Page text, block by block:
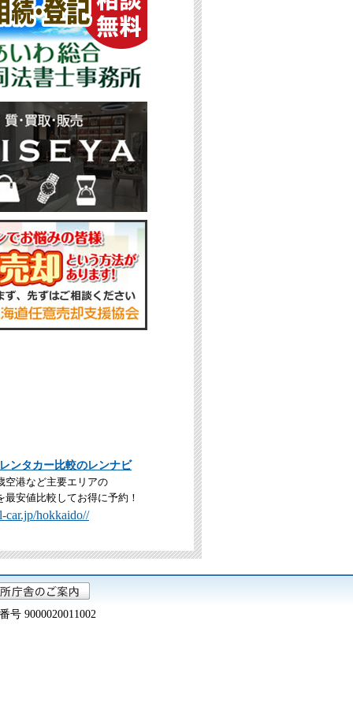
ンタカー比較のレンナビ
空港など主要エリアの
最安値比較してお得に予約！
car.jp/hokkaido//
9000020011002